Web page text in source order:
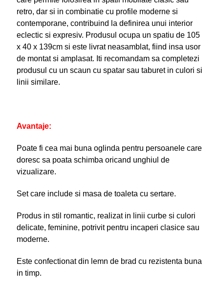
retro, dar si in combinatie cu profile moderne si
contemporane, contribuind la definirea unui interior
eclectic si expresiv. Produsul ocupa un spatiu de 105
x 40 x 139cm si este livrat neasamblat, fiind insa usor
de montat si amplasat. Iti recomandam sa completezi
produsul cu un scaun cu spatar sau taburet in culori si
linii similare.
Avantaje:
Poate fi cea mai buna oglinda pentru persoanele care
doresc sa poata schimba oricand unghiul de
vizualizare.
Set care include si masa de toaleta cu sertare.
Produs in stil romantic, realizat in linii curbe si culori
delicate, feminine, potrivit pentru incaperi clasice sau
moderne.
Este confectionat din lemn de brad cu rezistenta buna
in timp.